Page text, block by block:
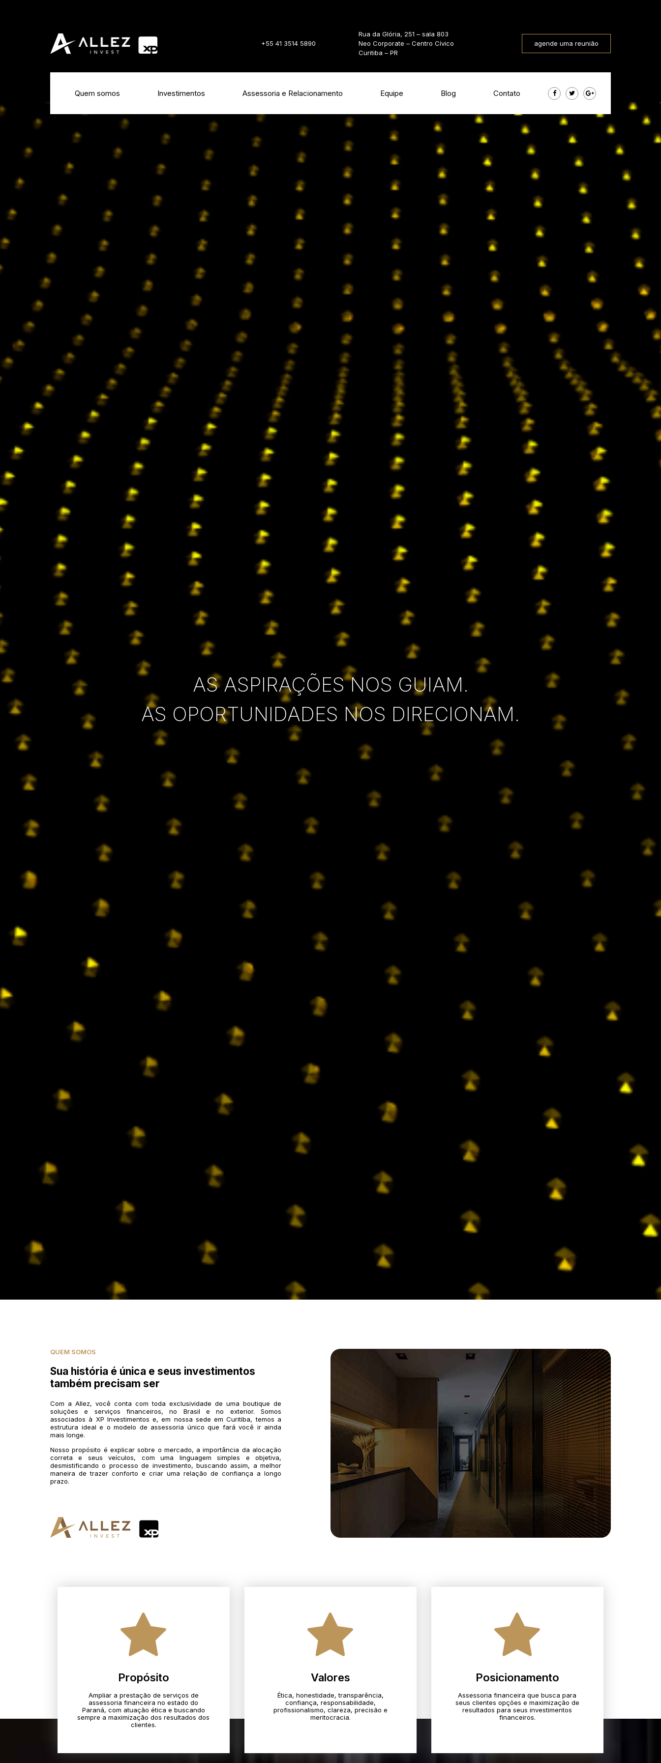
+55 41 3514 5890
Rua da Glória, 251 – sala 803
Neo Corporate – Centro Cívico
Curitiba – PR
agende uma reunião
Quem somos Investimentos Assessoria e Relacionamento Equipe Blog Contato
AS ASPIRAÇÕES NOS GUIAM.
AS OPORTUNIDADES NOS DIRECIONAM.
QUEM SOMOS
Sua história é única e seus investimentos
também precisam ser
Com a Allez, você conta com toda exclusividade de uma boutique de
soluções e serviços financeiros, no Brasil e no exterior. Somos
associados à XP Investimentos e, em nossa sede em Curitiba, temos a
estrutura ideal e o modelo de assessoria único que fará você ir ainda
mais longe.
Nosso propósito é explicar sobre o mercado, a importância da alocação
correta e seus veículos, com uma linguagem simples e objetiva,
desmistificando o processo de investimento, buscando assim, a melhor
maneira de trazer conforto e criar uma relação de confiança a longo
prazo.
Propósito
Ampliar a prestação de serviços de
assessoria financeira no estado do
Paraná, com atuação ética e buscando
sempre a maximização dos resultados dos
clientes.
Valores
Ética, honestidade, transparência,
confiança, responsabilidade,
profissionalismo, clareza, precisão e
meritocracia.​
Posicionamento
Assessoria financeira que busca para
seus clientes opções e maximização de
resultados para seus investimentos
financeiros.